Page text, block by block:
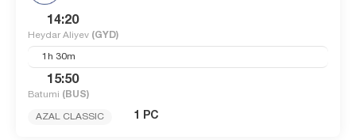
14:20
Heydar Aliyev (GYD)
1h 30m
15:50
Batumi (BUS)
AZAL CLASSIC 1 PC